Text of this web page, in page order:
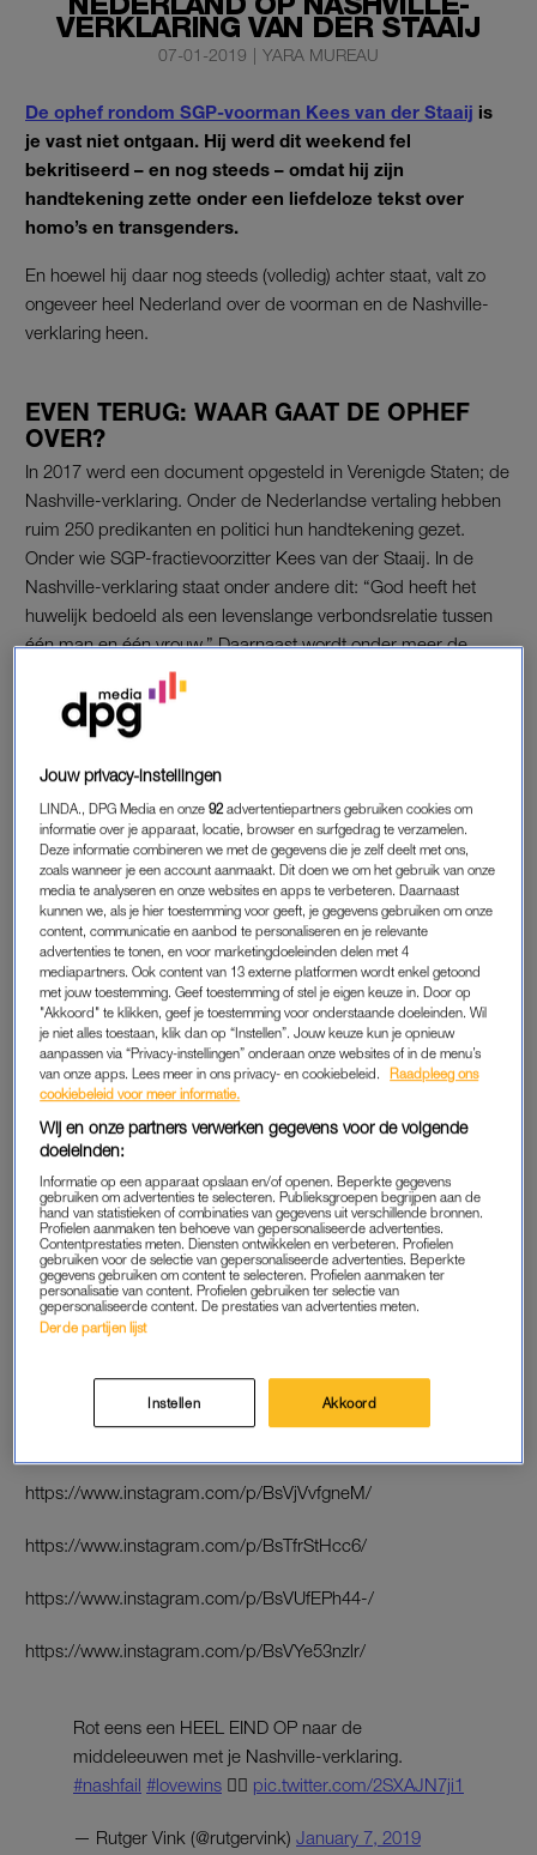
VERKLARING VAN DER STAAIJ
07-01-2019 | YARA MUREAU
De ophef rondom SGP-voorman Kees van der Staaij is
je vast niet ontgaan. Hij werd dit weekend fel
bekritiseerd – en nog steeds – omdat hij zijn
handtekening zette onder een liefdeloze tekst over
homo’s en transgenders.
En hoewel hij daar nog steeds (volledig) achter staat, valt zo
ongeveer heel Nederland over de voorman en de Nashville-
verklaring heen.
EVEN TERUG: WAAR GAAT DE OPHEF
OVER?
In 2017 werd een document opgesteld in Verenigde Staten; de
Nashville-verklaring. Onder de Nederlandse vertaling hebben
ruim 250 predikanten en politici hun handtekening gezet.
Onder wie SGP-fractievoorzitter Kees van der Staaij. In de
Nashville-verklaring staat onder andere dit: “God heeft het
huwelijk bedoeld als een levenslange verbondsrelatie tussen
één man en één vrouw.” Daarnaast wordt onder meer de
suggestie gewekt dat dit (homo’s en transgenders red.) zaken
zijn waarvan mensen kunnen ‘genezen’.
AANGIFTE TEGEN VAN DER STAAIJ
Fractievoorzitter van der Staaij heeft geen spijt van zijn steun
aan de Nashville-verklaring. “De SGP heeft er nooit een
geheim van gemaakt te staan voor de Bijbelse noties over
huwelijk, gezin en seksualiteit. In lijn daarmee heb ik
aangegeven dat ik me kan vinden in de strekking van de
Nashville-verklaring.” Duizenden Nederlanders zijn woedend
op de voorman vanwege zijn uitspraken. Daarom hebben
meerdere mensen al aangekondigd aangifte tegen hem te
doen. De verklaring leeft enorm in de samenleving, en daarom
is het Openbaar Ministerie een onderzoek gestart.Het OM
buigt zich over de vraagof de Nederlandse Nashville-
verklaring strafbaar is, maar hoelang dat gaat duren is nog niet
bekend.
BOZE BN’ERS
Vanochtend werd indit stukal duidelijk dat veel Nederlanders
– onder wie ook collega’s van Van der Staaij – enorm over zijn
actie en uitlatingen vallen. Inmiddels doen ook bekende
fractievoorzitter.
https://www.instagram.com/p/BsVjVvfgneM/
https://www.instagram.com/p/BsTfrStHcc6/
https://www.instagram.com/p/BsVUfEPh44-/
https://www.instagram.com/p/BsVYe53nzlr/
Rot eens een HEEL EIND OP naar de
middeleeuwen met je Nashville-verklaring.
#nashfail #lovewins 🏳️‍🌈 pic.twitter.com/2SXAJN7ji1
— Rutger Vink (@rutgervink) January 7, 2019
Jouw privacy-instellingen
LINDA., DPG Media en onze92 advertentiepartners gebruiken cookies om
informatie over je apparaat, locatie, browser en surfgedrag te verzamelen.
Deze informatie combineren we met de gegevens die je zelf deelt met ons,
zoals wanneer je een account aanmaakt. Dit doen we om het gebruik van onze
media te analyseren en onze websites en apps te verbeteren. Daarnaast
kunnen we, als je hier toestemming voor geeft, je gegevens gebruiken om onze
content, communicatie en aanbod te personaliseren en je relevante
advertenties te tonen, en voor marketingdoeleinden delen met 4
mediapartners. Ook content van 13 externe platformen wordt enkel getoond
met jouw toestemming. Geef toestemming of stel je eigen keuze in. Door op
"Akkoord" te klikken, geef je toestemming voor onderstaande doeleinden. Wil
je niet alles toestaan, klik dan op “Instellen”. Jouw keuze kun je opnieuw
aanpassen via “Privacy-instellingen” onderaan onze websites of in de menu’s
van onze apps. Lees meer in ons privacy- en cookiebeleid.
Raadpleeg ons
cookiebeleid voor meer informatie.
Wij en onze partners verwerken gegevens voor de volgende
doeleinden:
Informatie op een apparaat opslaan en/of openen. Beperkte gegevens
gebruiken om advertenties te selecteren. Publieksgroepen begrijpen aan de
hand van statistieken of combinaties van gegevens uit verschillende bronnen.
Profielen aanmaken ten behoeve van gepersonaliseerde advertenties.
Contentprestaties meten. Diensten ontwikkelen en verbeteren. Profielen
gebruiken voor de selectie van gepersonaliseerde advertenties. Beperkte
gegevens gebruiken om content te selecteren. Profielen aanmaken ter
personalisatie van content. Profielen gebruiken ter selectie van
gepersonaliseerde content. De prestaties van advertenties meten.
Derde partijen lijst
Instellen Akkoord